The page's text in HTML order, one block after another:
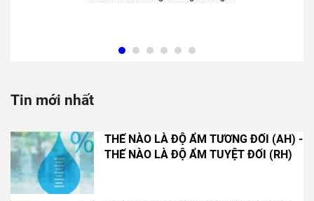
Tin mới nhất
THẾ NÀO LÀ ĐỘ ẨM TƯƠNG ĐỐI (AH) -
THẾ NÀO LÀ ĐỘ ẨM TUYỆT ĐỐI (RH)